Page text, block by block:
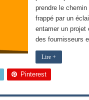
prendre le
frappé par un
entamer un projet
des fournisseurs
Lire +
Pinterest